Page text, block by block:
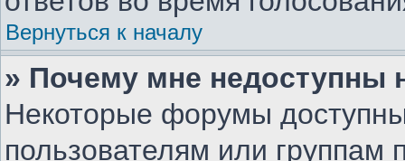
Вернуться к началу
» Почему мне
Некоторые форумы
пользователям или группам